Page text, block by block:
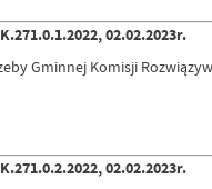
02.02.2023r.
Gminnej Komisji
02.02.2023r.